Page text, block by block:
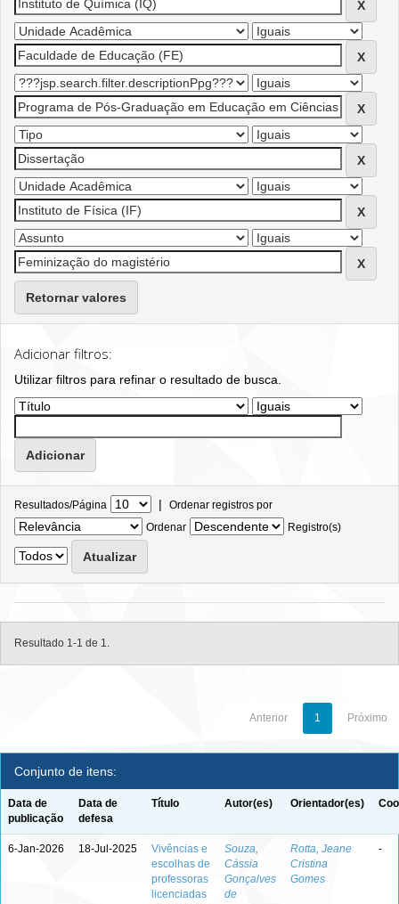
Retornar valores
Adicionar filtros:
Utilizar filtros para refinar o resultado de busca.
Resultados/Página | Ordenar registros por
Ordenar
Registro(s)
Resultado 1-1 de 1.
Anterior 1 Próximo
Conjunto de itens:
Data de
publicação
Data de
defesa
Título Autor(es) Orientador(es)
6-Jan-2026 18-Jul-2025
Vivências e
escolhas de
professoras
licenciadas
Souza,
Cássia
Gonçalves
de
Rotta, Jeane
Cristina
Gomes
-